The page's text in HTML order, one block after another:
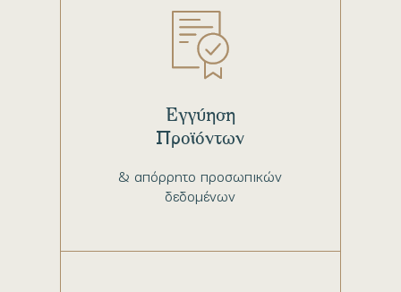
& απόρρητο προσωπικών
δεδομένων
Εγγύηση
Προϊόντων